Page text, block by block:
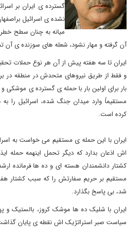
گسترده ی ایران بر
نشده ی اسرائیل
میانه به چنان سطح
آن گرفته و مهار نشود، شعله های سوزنده ی آن
ایران تا سه هفته پیش از آن هر نوع حملات
و فقط از طریق نیروهای متحدش در منطقه در
بار برای اولین بار با حمله ی گسترده ی موشکی
مستقیماً وارد میدان جنگ شده، اسرائیل را
کرده است.
ایران با این حمله ی مستقیم می خواست به
اش اذعان بدارد که دیگر تحمل اینهمه حمله
کشتار دانشمندان هسته ای و ده ها فرمانده
مستقیم بر حریم سفارتش را که سبب کشتار
شد، بی پاسخ بگذارد.
ایران با شلیک ده ها موشک کروز، بالستیک و
سیاست صبر استراتژیک اش نقطه ی پایان